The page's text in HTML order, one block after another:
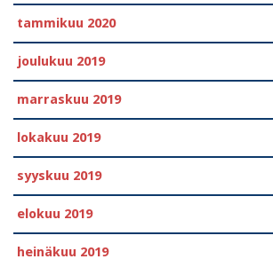
tammikuu 2020
joulukuu 2019
marraskuu 2019
lokakuu 2019
syyskuu 2019
elokuu 2019
heinäkuu 2019